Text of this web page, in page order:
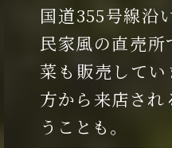
国道355号線沿
民家風の直売
菜も販売して
方から来店さ
うことも。